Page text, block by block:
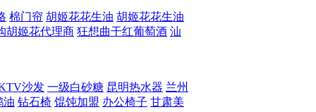
棉门帘 胡姬花花生油 胡姬花花生油
胡姬花代理商 狂想曲干红葡萄酒 汕
沙发 一级白砂糖 昆明热水器 兰州
油 钻石椅 馄饨加盟 办公椅子 甘肃美